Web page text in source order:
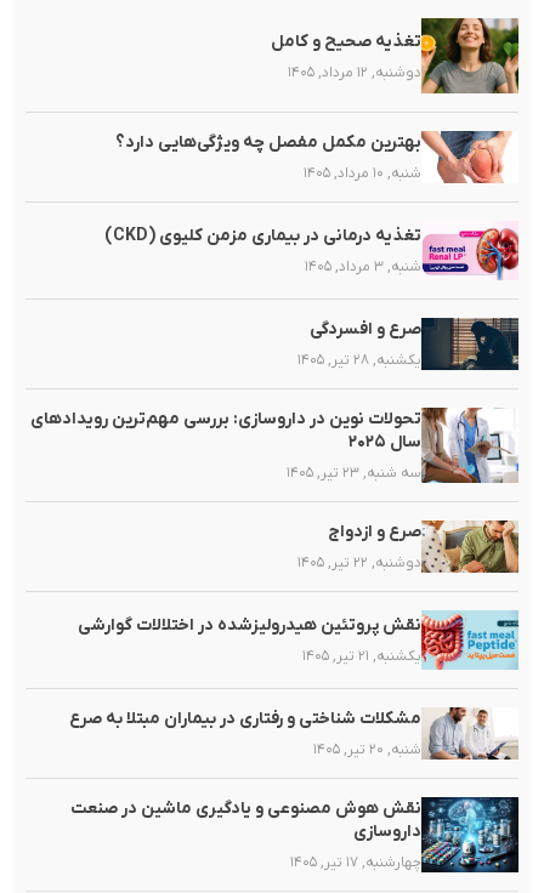
تغذیه صحیح و کامل
دوشنبه, ۱۲ مرداد, ۱۴۰۵
بهترین مکمل مفصل چه ویژگی‌هایی دارد؟
شنبه, ۱۰ مرداد, ۱۴۰۵
تغذیه‌ درمانی در بیماری مزمن کلیوی (CKD)
شنبه, ۳ مرداد, ۱۴۰۵
صرع و افسردگی
یکشنبه, ۲۸ تیر, ۱۴۰۵
تحولات نوین در داروسازی: بررسی مهم‌ترین رویدادهای
سال ۲۰۲۵
سه شنبه, ۲۳ تیر, ۱۴۰۵
صرع و ازدواج
دوشنبه, ۲۲ تیر, ۱۴۰۵
نقش پروتئین هیدرولیزشده در اختلالات گوارشی
یکشنبه, ۲۱ تیر, ۱۴۰۵
مشکلات شناختی و رفتاری در بیماران مبتلا به صرع
شنبه, ۲۰ تیر, ۱۴۰۵
نقش هوش مصنوعی و یادگیری ماشین در صنعت
داروسازی
چهارشنبه, ۱۷ تیر, ۱۴۰۵